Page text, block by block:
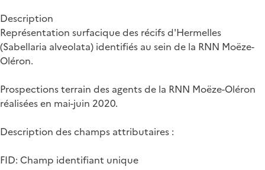
Description
Représentation surfacique des récifs d'Hermelles
(Sabellaria alveolata) identifiés au sein de la RNN Moëze-
Oléron.
Prospections terrain des agents de la RNN Moëze-Oléron
réalisées en mai-juin 2020.
Description des champs attributaires :
FID: Champ identifiant unique